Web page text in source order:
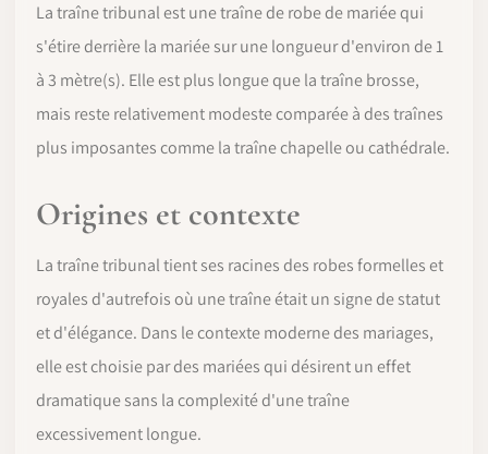
La traîne tribunal est une traîne de robe de mariée qui
s'étire derrière la mariée sur une longueur d'environ de 1
à 3 mètre(s). Elle est plus longue que la traîne brosse,
mais reste relativement modeste comparée à des traînes
plus imposantes comme la traîne chapelle ou cathédrale.
Origines et contexte
La traîne tribunal tient ses racines des robes formelles et
royales d'autrefois où une traîne était un signe de statut
et d'élégance. Dans le contexte moderne des mariages,
elle est choisie par des mariées qui désirent un effet
dramatique sans la complexité d'une traîne
excessivement longue.